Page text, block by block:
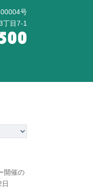
号
丁目7-1
開催の